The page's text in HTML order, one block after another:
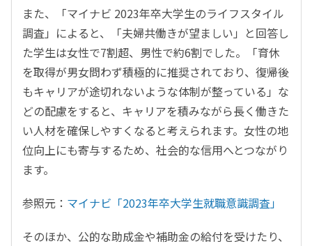
また、「マイナビ 2023年卒大学生のライフスタイル
調査」によると、「夫婦共働きが望ましい」と回答し
た学生は女性で7割超、男性で約6割でした。「育休
を取得が男女問わず積極的に推奨されており、復帰後
もキャリアが途切れないような体制が整っている」な
どの配慮をすると、キャリアを積みながら長く働きた
い人材を確保しやすくなると考えられます。女性の地
位向上にも寄与するため、社会的な信用へとつながり
ます。
参照元： マイナビ「2023年卒大学生就職意識調査」
そのほか、公的な助成金や補助金の給付を受けたり、